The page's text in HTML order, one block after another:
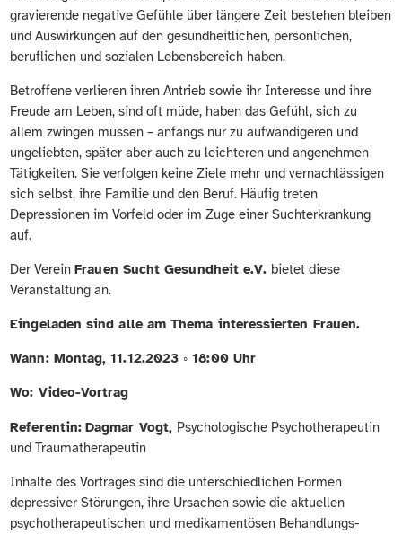
gravierende negative Gefühle über längere Zeit bestehen bleiben
und Auswirkungen auf den gesundheitlichen, persönlichen,
beruflichen und sozialen Lebensbereich haben.
Betroffene verlieren ihren Antrieb sowie ihr Interesse und ihre
Freude am Leben, sind oft müde, haben das Gefühl, sich zu
allem zwingen müssen – anfangs nur zu aufwändigeren und
ungeliebten, später aber auch zu leichteren und angenehmen
Tätigkeiten. Sie verfolgen keine Ziele mehr und vernachlässigen
sich selbst, ihre Familie und den Beruf. Häufig treten
Depressionen im Vorfeld oder im Zuge einer Suchterkrankung
auf.
Der VereinFrauen Sucht Gesundheit e.V. bietet diese
Veranstaltung an.
Eingeladen sind alle am Thema interessierten Frauen.
Wann: Montag, 11.12.2023 ◦ 18:00 Uhr
Wo: Video-Vortrag
Referentin: Dagmar Vogt, Psychologische Psychotherapeutin
und Traumatherapeutin
Inhalte des Vortrages sind die unterschiedlichen Formen
depressiver Störungen, ihre Ursachen sowie die aktuellen
psychotherapeutischen und medikamentösen Behandlungs-